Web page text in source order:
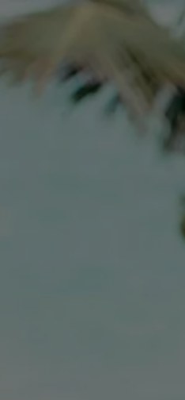
to
your visit easier and